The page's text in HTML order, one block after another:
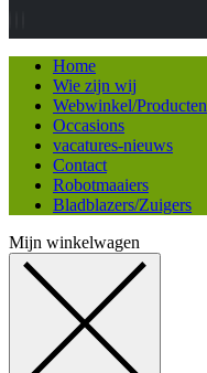
Home
Wie zijn wij
Webwinkel/Producten
Occasions
vacatures-nieuws
Contact
Robotmaaiers
Bladblazers/Zuigers
Mijn winkelwagen